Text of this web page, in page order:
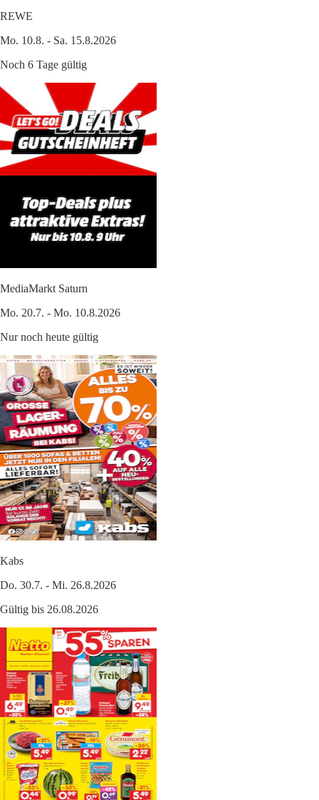
REWE
Mo. 10.8. - Sa. 15.8.2026
Noch 6 Tage gültig
MediaMarkt Saturn
Mo. 20.7. - Mo. 10.8.2026
Nur noch heute gültig
Kabs
Do. 30.7. - Mi. 26.8.2026
Gültig bis 26.08.2026